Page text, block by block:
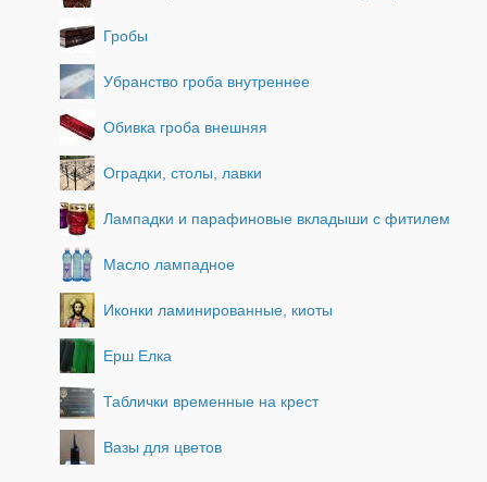
Гробы
Убранство гроба внутреннее
Обивка гроба внешняя
Оградки, столы, лавки
Лампадки и парафиновые вкладыши с фитилем
Масло лампадное
Иконки ламинированные, киоты
Ерш Елка
Таблички временные на крест
Вазы для цветов